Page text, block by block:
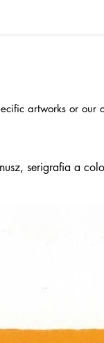
artworks or our
serigrafia a